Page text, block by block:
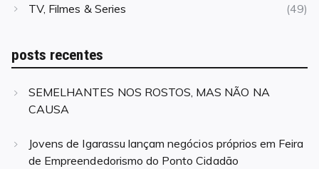
TV, Filmes & Series
(49)
posts recentes
SEMELHANTES NOS ROSTOS, MAS NÃO NA
CAUSA
Jovens de Igarassu lançam negócios próprios em Feira
de Empreendedorismo do Ponto Cidadão